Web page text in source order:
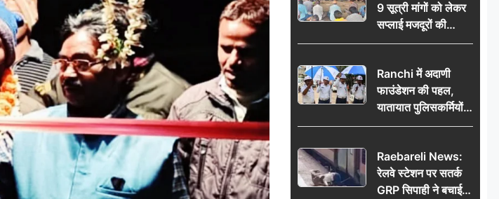
9 सूत्री मांगों को लेकर
सप्लाई मजदूरों की
हुंकार, 12 अगस्त के
Ranchi में अदाणी
फाउंडेशन की पहल,
यातायात पुलिसकर्मियों
को वितरित किए गए छाते
Raebareli News:
रेलवे स्टेशन पर सतर्क
GRP सिपाही ने बचाई